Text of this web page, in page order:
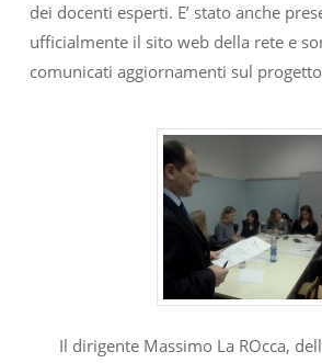
dei docenti esperti. E’ stato anche
ufficialmente il sito web della rete e
comunicati aggiornamenti sul progetto
Il dirigente Massimo La ROcca,